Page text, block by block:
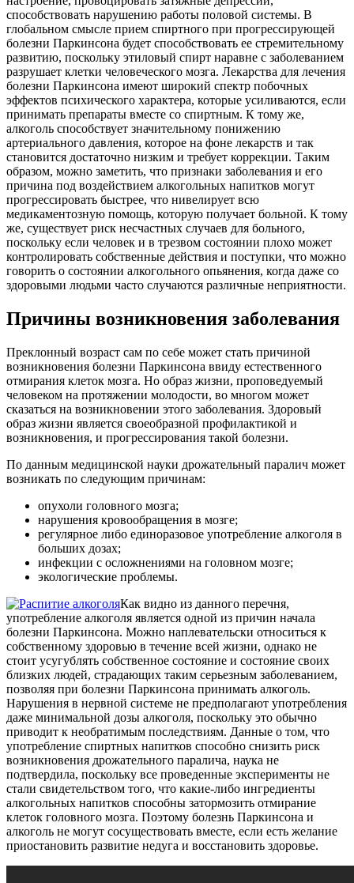
способствовать нарушению работы половой системы. В
глобальном смысле прием спиртного при прогрессирующей
болезни Паркинсона будет способствовать ее стремительному
развитию, поскольку этиловый спирт наравне с заболеванием
разрушает клетки человеческого мозга. Лекарства для лечения
болезни Паркинсона имеют широкий спектр побочных
эффектов психического характера, которые усиливаются, если
принимать препараты вместе со спиртным. К тому же,
алкоголь способствует значительному понижению
артериального давления, которое на фоне лекарств и так
становится достаточно низким и требует коррекции. Таким
образом, можно заметить, что признаки заболевания и его
причина под воздействием алкогольных напитков могут
прогрессировать быстрее, что нивелирует всю
медикаментозную помощь, которую получает больной. К тому
же, существует риск несчастных случаев для больного,
поскольку если человек и в трезвом состоянии плохо может
контролировать собственные действия и поступки, что можно
говорить о состоянии алкогольного опьянения, когда даже со
здоровыми людьми часто случаются различные неприятности.
Причины возникновения заболевания
Преклонный возраст сам по себе может стать причиной
возникновения болезни Паркинсона ввиду естественного
отмирания клеток мозга. Но образ жизни, проповедуемый
человеком на протяжении молодости, во многом может
сказаться на возникновении этого заболевания. Здоровый
образ жизни является своеобразной профилактикой и
возникновения, и прогрессирования такой болезни.
По данным медицинской науки дрожательный паралич может
возникать по следующим причинам:
опухоли головного мозга;
нарушения кровообращения в мозге;
регулярное либо единоразовое употребление алкоголя в
больших дозах;
инфекции с осложнениями на головном мозге;
экологические проблемы.
Как видно из данного перечня,
употребление алкоголя является одной из причин начала
болезни Паркинсона. Можно наплевательски относиться к
собственному здоровью в течение всей жизни, однако не
стоит усугублять собственное состояние и состояние своих
близких людей, страдающих таким серьезным заболеванием,
позволяя при болезни Паркинсона принимать алкоголь.
Нарушения в нервной системе не предполагают употребления
даже минимальной дозы алкоголя, поскольку это обычно
приводит к необратимым последствиям. Данные о том, что
употребление спиртных напитков способно снизить риск
возникновения дрожательного паралича, наука не
подтвердила, поскольку все проведенные эксперименты не
стали свидетельством того, что какие-либо ингредиенты
алкогольных напитков способны затормозить отмирание
клеток головного мозга. Поэтому болезнь Паркинсона и
алкоголь не могут сосуществовать вместе, если есть желание
приостановить развитие недуга и восстановить здоровье.